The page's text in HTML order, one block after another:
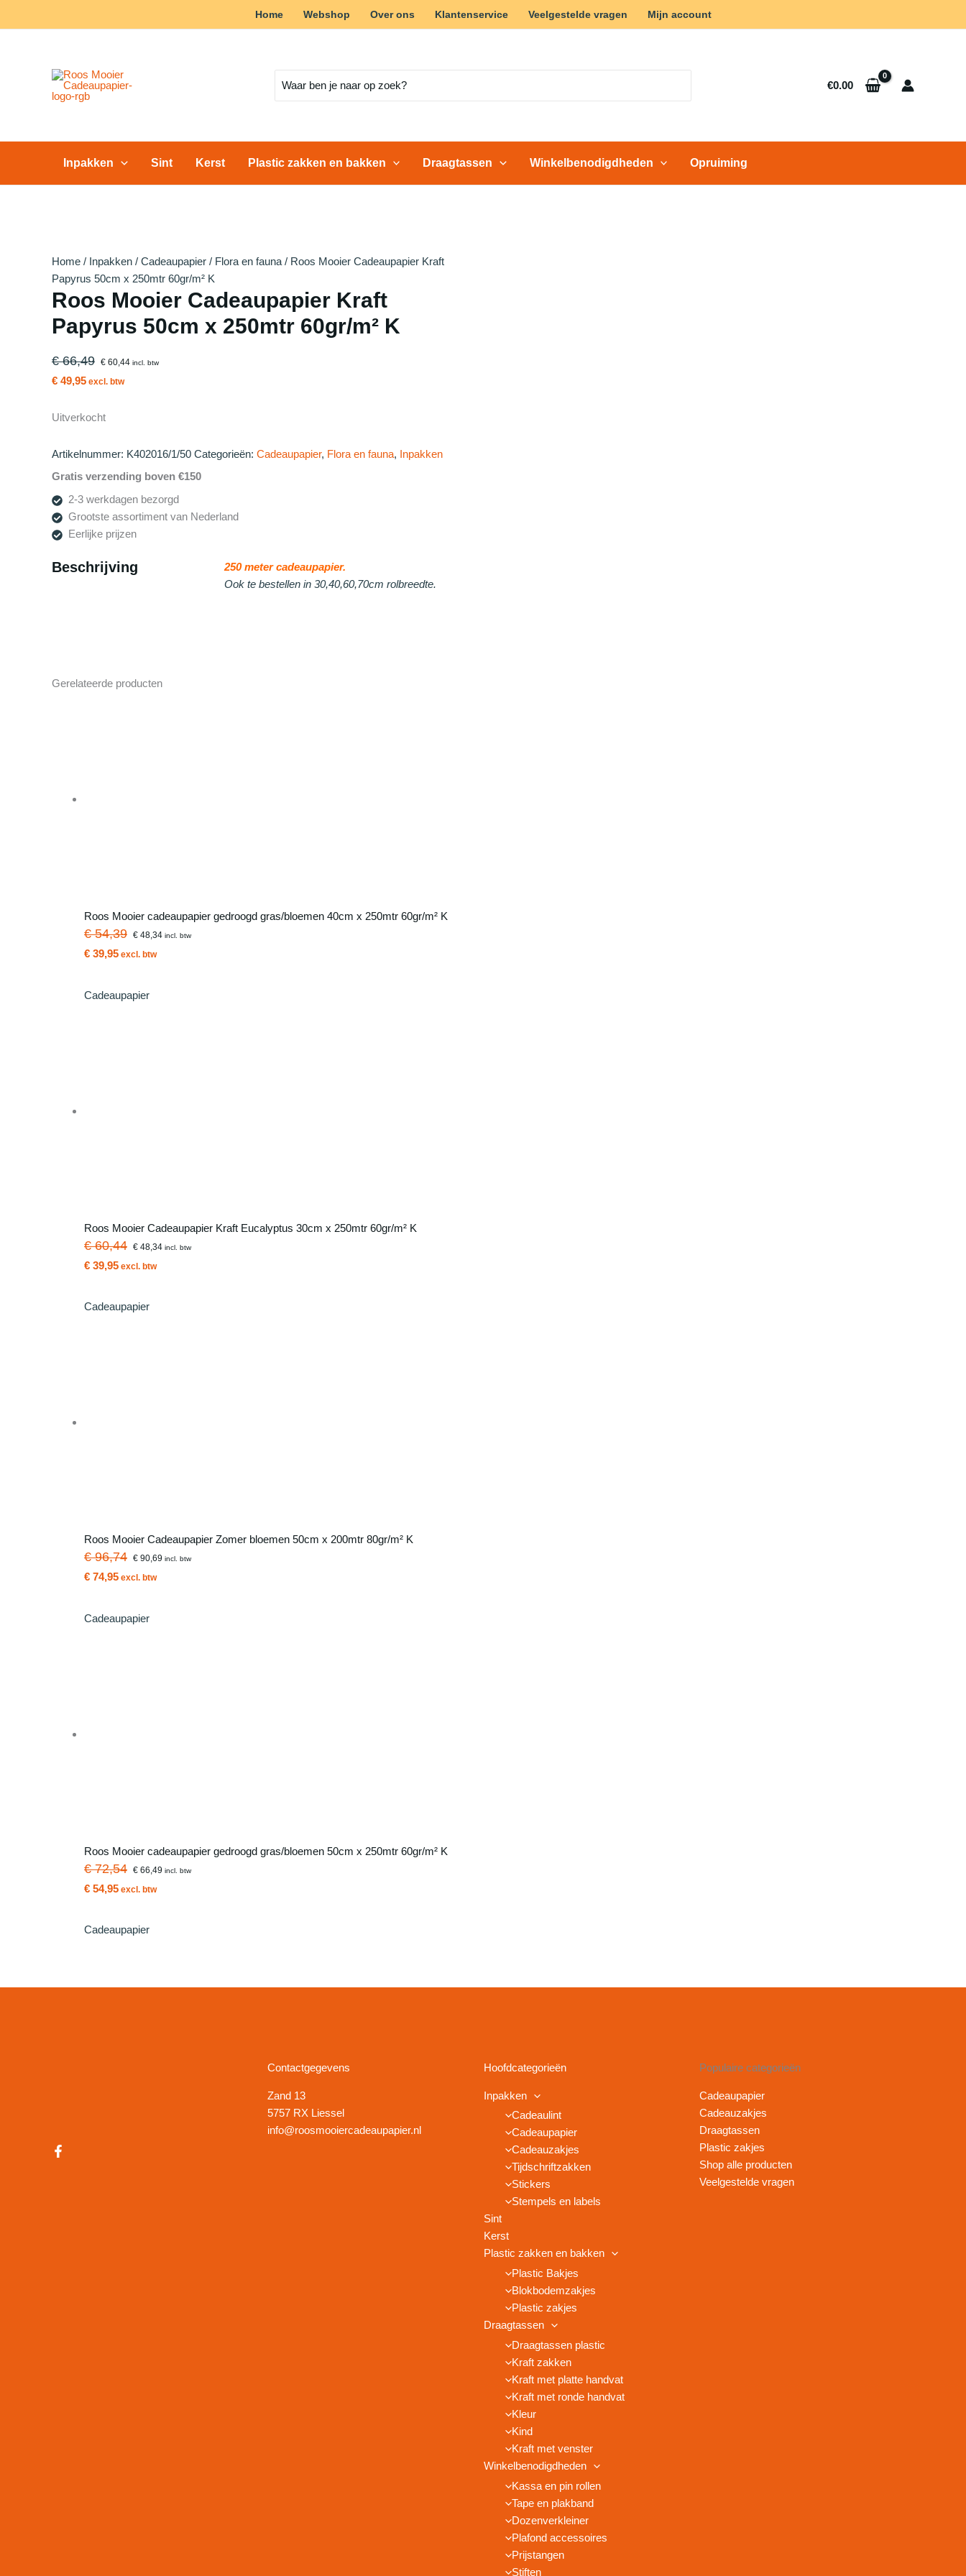
Home Webshop Over ons Klantenservice Veelgestelde vragen Mijn account
naar:
€0.00
Inpakken Sint Kerst Plastic zakken en bakken Draagtassen Winkelbenodigdheden Opruiming
Home / Inpakken / Cadeaupapier / Flora en fauna / Roos Mooier Cadeaupapier Kraft
Papyrus 50cm x 250mtr 60gr/m² K
Roos Mooier Cadeaupapier Kraft
Papyrus 50cm x 250mtr 60gr/m² K
€ 66,49 € 60,44incl. btw
€ 49,95 excl. btw
Uitverkocht
Artikelnummer: K402016/1/50 Categorieën: Cadeaupapier, Flora en fauna, Inpakken
Gratis verzending boven €150
2-3 werkdagen bezorgd
Grootste assortiment van Nederland
Eerlijke prijzen
Beschrijving
250 meter cadeaupapier.
Ook te bestellen in 30,40,60,70cm rolbreedte.
Gerelateerde producten
Roos Mooier cadeaupapier gedroogd gras/bloemen 40cm x 250mtr 60gr/m² K
€ 54,39 € 48,34incl. btw
€ 39,95 excl. btw
Cadeaupapier
Roos Mooier Cadeaupapier Kraft Eucalyptus 30cm x 250mtr 60gr/m² K
€ 60,44 € 48,34incl. btw
€ 39,95 excl. btw
Cadeaupapier
Roos Mooier Cadeaupapier Zomer bloemen 50cm x 200mtr 80gr/m² K
€ 96,74 € 90,69 incl. btw
€ 74,95 excl. btw
Cadeaupapier
Roos Mooier cadeaupapier gedroogd gras/bloemen 50cm x 250mtr 60gr/m² K
€ 72,54 € 66,49 incl. btw
€ 54,95 excl. btw
Cadeaupapier
Contactgegevens
Zand 13
5757 RX Liessel
info@roosmooiercadeaupapier.nl
Hoofdcategorieën
Inpakken
Cadeaulint
Cadeaupapier
Cadeauzakjes
Tijdschriftzakken
Stickers
Stempels en labels
Sint
Kerst
Plastic zakken en bakken
Plastic Bakjes
Blokbodemzakjes
Plastic zakjes
Draagtassen
Draagtassen plastic
Kraft zakken
Kraft met platte handvat
Kraft met ronde handvat
Kleur
Kind
Kraft met venster
Winkelbenodigdheden
Kassa en pin rollen
Tape en plakband
Dozenverkleiner
Plafond accessoires
Prijstangen
Stiften
Populaire categorieën
Cadeaupapier
Cadeauzakjes
Draagtassen
Plastic zakjes
Shop alle producten
Veelgestelde vragen